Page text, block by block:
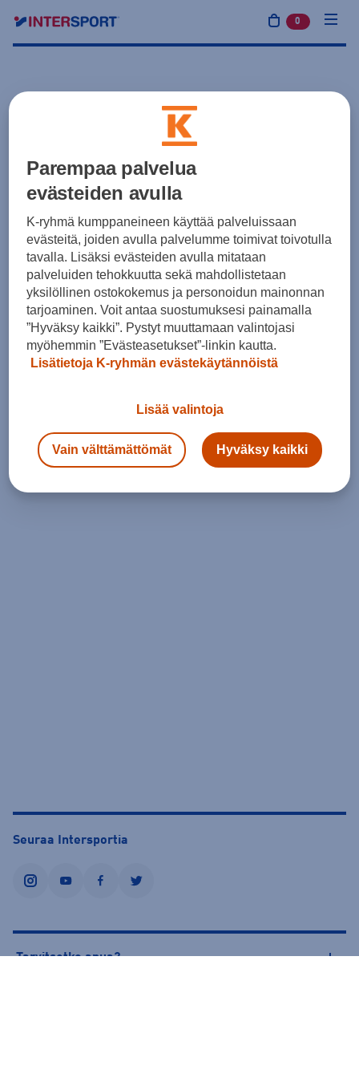
0 tuotetta
Seuraa Intersportia
instagramyoutubefacebooktwitter
Tarvitsetko apua?
Parempaa palvelua
evästeiden avulla
K-ryhmä kumppaneineen käyttää palveluissaan
evästeitä, joiden avulla palvelumme toimivat toivotulla
tavalla. Lisäksi evästeiden avulla mitataan
palveluiden tehokkuutta sekä mahdollistetaan
yksilöllinen ostokokemus ja personoidun mainonnan
tarjoaminen. Voit antaa suostumuksesi painamalla
”Hyväksy kaikki”. Pystyt muuttamaan valintojasi
myöhemmin ”Evästeasetukset”-linkin kautta.
Lisätietoja K-ryhmän evästekäytännöistä
Lisää valintoja
Vain välttämättömät Hyväksy kaikki